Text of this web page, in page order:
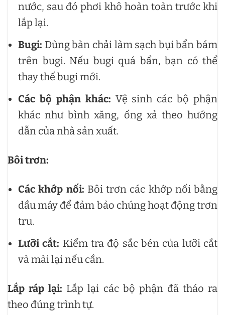
nước, sau đó phơi khô hoàn toàn trước khi
lắp lại.
Bugi: Dùng bàn chải làm sạch bụi bẩn bám
trên bugi. Nếu bugi quá bẩn, bạn có thể
thay thế bugi mới.
Các bộ phận khác: Vệ sinh các bộ phận
khác như bình xăng, ống xả theo hướng
dẫn của nhà sản xuất.
Bôi trơn:
Các khớp nối: Bôi trơn các khớp nối bằng
dầu máy để đảm bảo chúng hoạt động trơn
tru.
Lưỡi cắt: Kiểm tra độ sắc bén của lưỡi cắt
và mài lại nếu cần.
Lắp ráp lại: Lắp lại các bộ phận đã tháo ra
theo đúng trình tự.